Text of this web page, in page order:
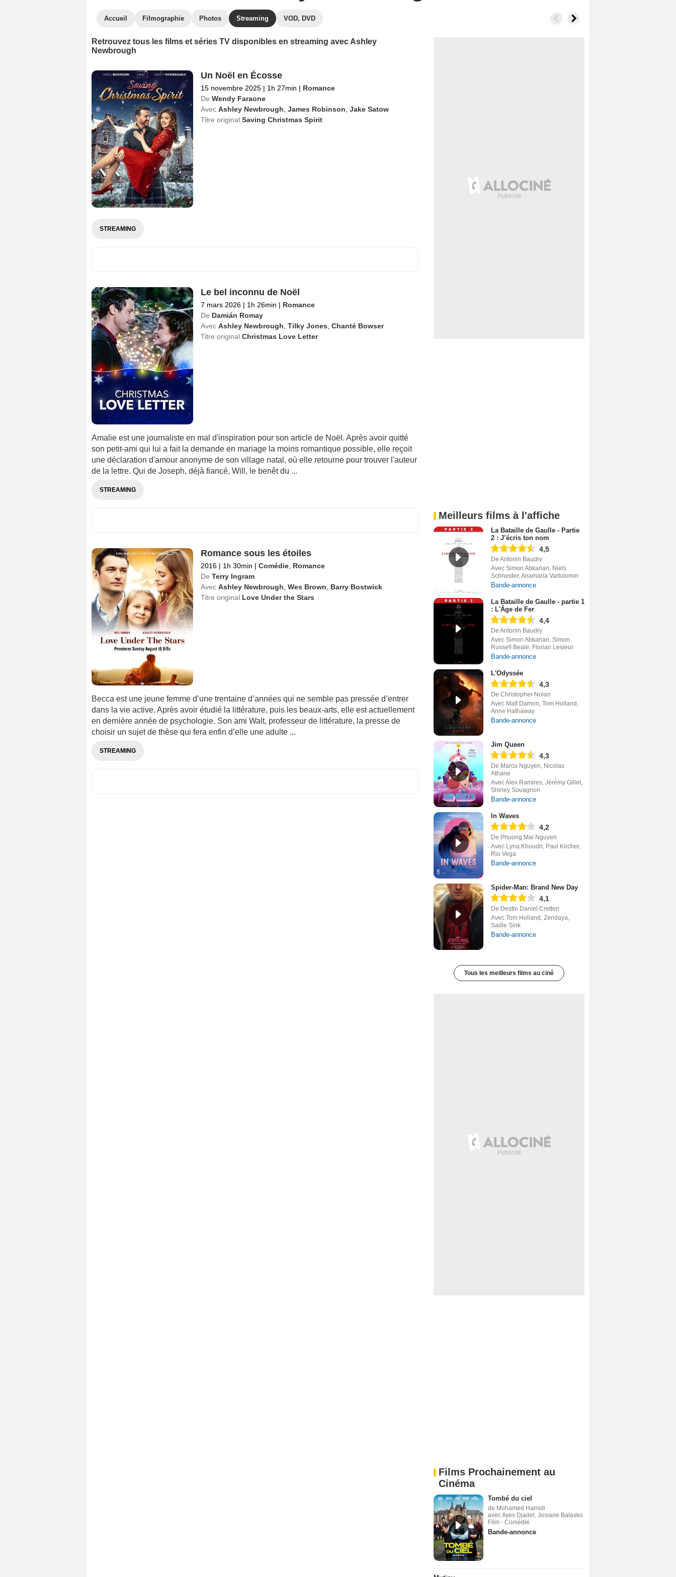
Accueil Filmographie Photos Streaming VOD, DVD
Retrouvez tous les films et séries TV disponibles en streaming avec Ashley
Newbrough
Un Noël en Écosse
15 novembre 2025 | 1h 27min | Romance
De Wendy Faraone
Avec Ashley Newbrough James Robinson Jake Satow
Titre original Saving Christmas Spirit
STREAMING
Le bel inconnu de Noël
7 mars 2026 | 1h 26min | Romance
De Damián Romay
Avec Ashley Newbrough Tilky Jones Chanté Bowser
Titre original Christmas Love Letter
Amalie est une journaliste en mal d'inspiration pour son article de Noël. Après avoir quitté
son petit-ami qui lui a fait la demande en mariage la moins romantique possible, elle reçoit
une déclaration d'amour anonyme de son village natal, où elle retourne pour trouver l'auteur
de la lettre. Qui de Joseph, déjà fiancé, Will, le benêt du ...
STREAMING
Romance sous les étoiles
2016 | 1h 30min | Comédie, Romance
De Terry Ingram
Avec Ashley Newbrough Wes Brown
Barry Bostwick
Titre original Love Under the Stars
Becca est une jeune femme d’une trentaine d’années qui ne semble pas pressée d’entrer
dans la vie active. Après avoir étudié la littérature, puis les beaux-arts, elle est actuellement
en dernière année de psychologie. Son ami Walt, professeur de littérature, la presse de
choisir un sujet de thèse qui fera enfin d’elle une adulte ...
STREAMING
Meilleurs films à l'affiche
La Bataille de Gaulle - Partie
2 : J’écris ton nom
4,5
De Antonin Baudry
Avec Simon Abkarian, Niels
Schneider, Anamaria Vartolomei
Bande-annonce
La Bataille de Gaulle - partie 1
: L'Âge de Fer
4,4
De Antonin Baudry
Avec Simon Abkarian, Simon
Russell Beale, Florian Lesieur
Bande-annonce
L'Odyssée
4,3
De Christopher Nolan
Avec Matt Damon, Tom Holland,
Anne Hathaway
Bande-annonce
Jim Queen
4,3
De Marco Nguyen, Nicolas
Athane
Avec Alex Ramires, Jérémy Gillet,
Shirley Souagnon
Bande-annonce
In Waves
4,2
De Phuong Mai Nguyen
Avec Lyna Khoudri, Paul Kircher,
Rio Vega
Bande-annonce
Spider-Man: Brand New Day
4,1
De Destin Daniel Cretton
Avec Tom Holland, Zendaya,
Sadie Sink
Bande-annonce
Tous les meilleurs films au ciné
Films Prochainement au
Cinéma
Tombé du ciel
de Mohamed Hamidi
avec Ilyes Djadel, Josiane Balasko
Film - Comédie
Bande-annonce